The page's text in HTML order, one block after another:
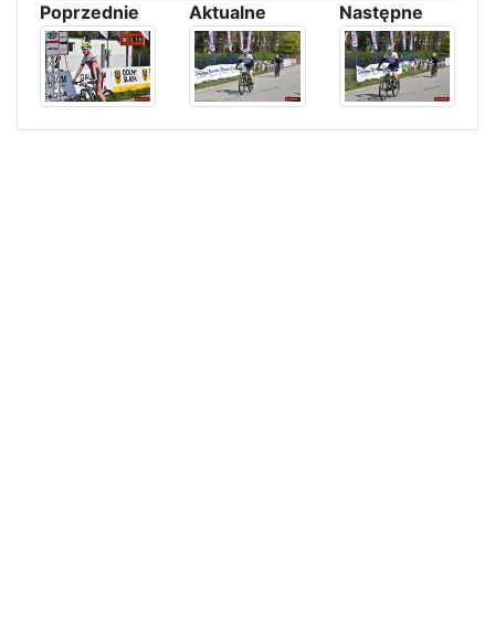
Poprzednie Aktualne Następne